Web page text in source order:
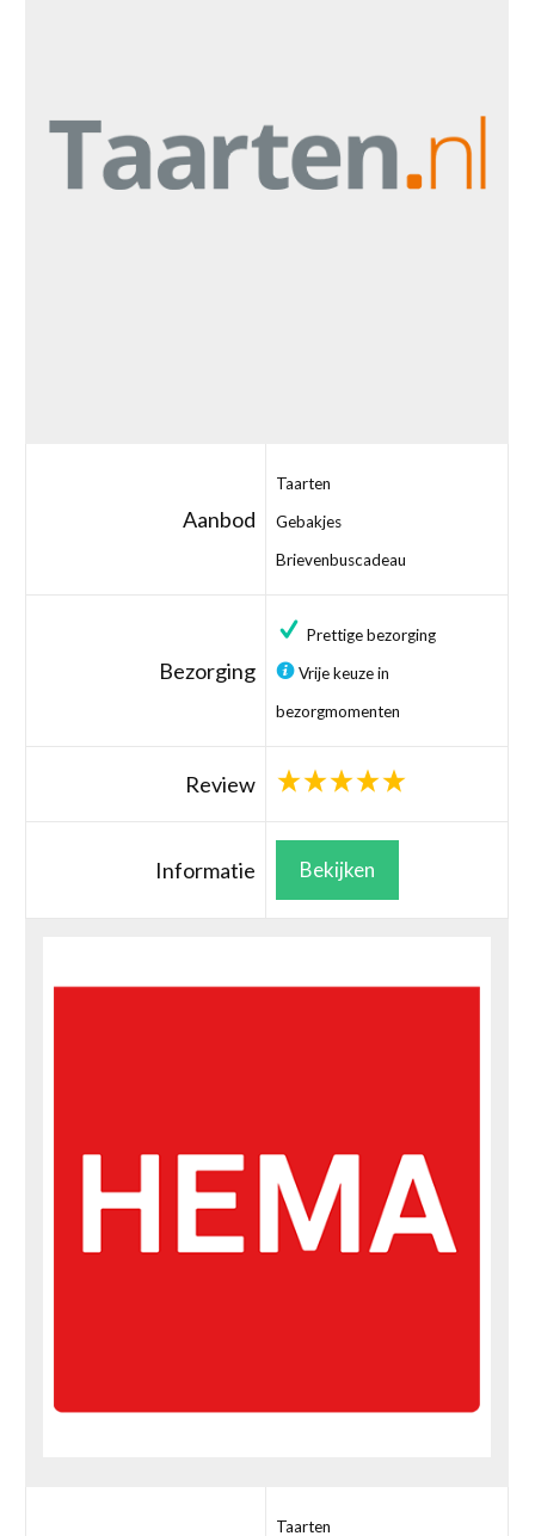
Aanbod
Taarten
Gebakjes
Brievenbuscadeau
Bezorging
Prettige bezorging
Vrije keuze in
bezorgmomenten
Review
Informatie Bekijken
Taarten